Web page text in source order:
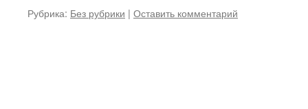
Рубрика: Без рубрики | Оставить комментарий